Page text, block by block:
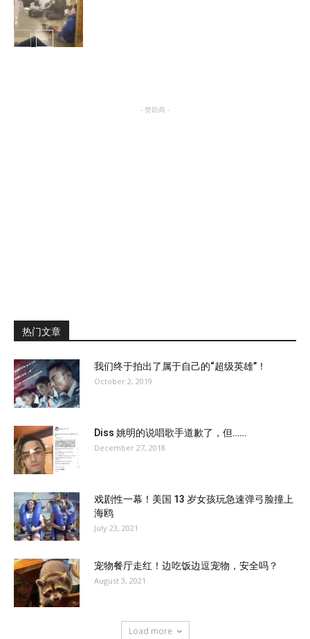
- 赞助商 -
热门文章
我们终于拍出了属于自己的“超级英雄”！
October 2, 2019
Diss 姚明的说唱歌手道歉了，但……
December 27, 2018
戏剧性一幕！美国 13 岁女孩玩急速弹弓脸撞上
海鸥
July 23, 2021
宠物餐厅走红！边吃饭边逗宠物，安全吗？
August 3, 2021
Load more